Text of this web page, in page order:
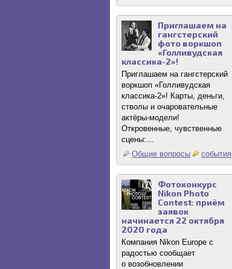
Приглашаем на
гангстерский
фото воркшоп
«Голливудская
классика-2»!
Приглашаем на гангстерский
воркшоп «Голливудская
классика-2»! Карты, деньги,
стволы и очаровательные
актёры-модели!
Откровенные, чувственные
сцены:...
Общие вопросы
события
Фотоконкурс
Nikon Photo
Contest: приём
заявок
начинается 22 октября
2020 года
Компания Nikon Europe с
радостью сообщает
о возобновлении